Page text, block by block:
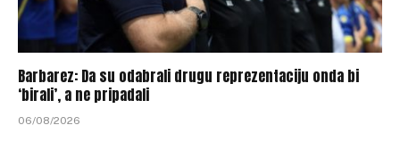
Barbarez: Da su odabrali drugu reprezentaciju onda bi
‘birali’, a ne pripadali
06/08/2026